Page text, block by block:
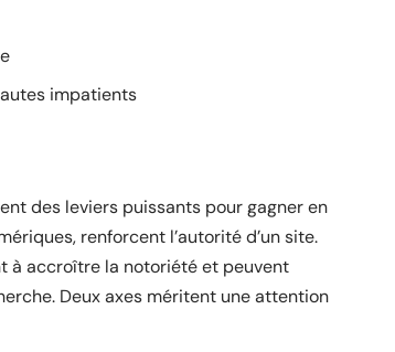
impatients
des leviers puissants pour gagner en
renforcent l’autorité d’un site.
à accroître la notoriété et peuvent
Deux axes méritent une attention